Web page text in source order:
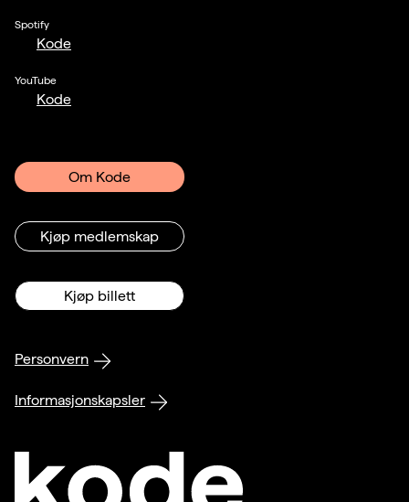
Spotify
Kode
YouTube
Kode
Om Kode
Kjøp medlemskap
Kjøp billett
Personvern
Informasjonskapsler